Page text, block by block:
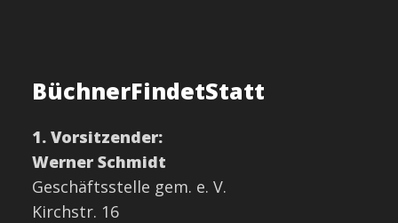
BüchnerFindetStatt
1. Vorsitzender:
Werner Schmidt
Geschäftsstelle gem. e. V.
Kirchstr. 16